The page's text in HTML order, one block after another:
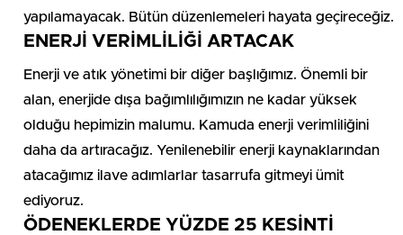
yapılamayacak. Bütün düzenlemeleri hayata geçireceğiz.
ENERJİ VERİMLİLİĞİ ARTACAK
Enerji ve atık yönetimi bir diğer başlığımız. Önemli bir
alan, enerjide dışa bağımlılığımızın ne kadar yüksek
olduğu hepimizin malumu. Kamuda enerji verimliliğini
daha da artıracağız. Yenilenebilir enerji kaynaklarından
atacağımız ilave adımlarlar tasarrufa gitmeyi ümit
ediyoruz.
ÖDENEKLERDE YÜZDE 25 KESİNTİ